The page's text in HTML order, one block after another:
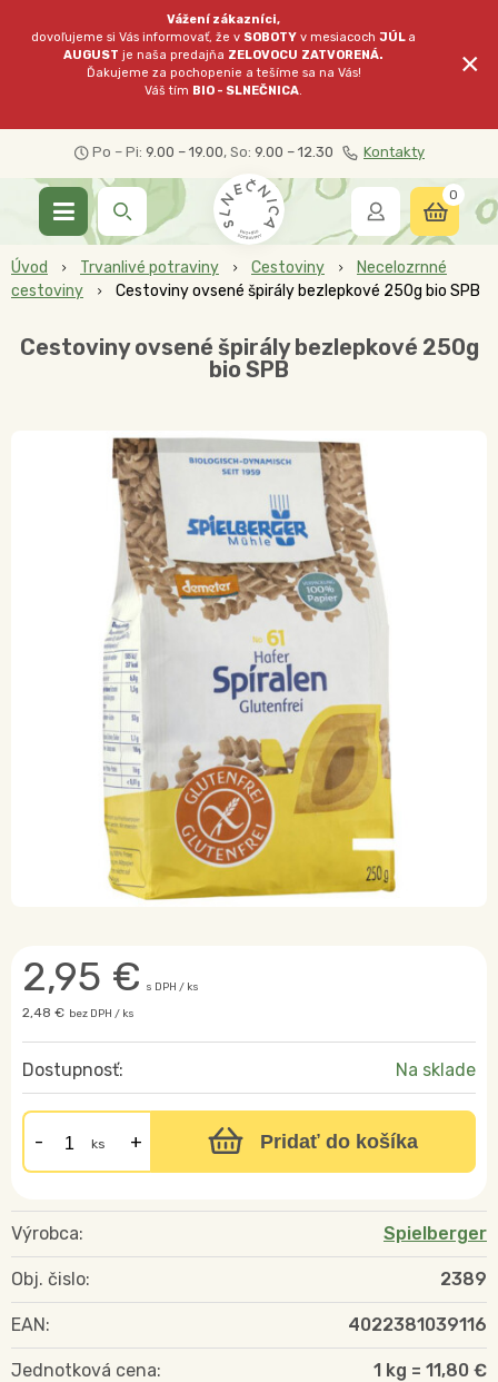
Vážení zákazníci,
dovoľujeme si Vás informovať, že v SOBOTY v mesiacochJÚL a
AUGUST je naša predajňa ZELOVOCU ZATVORENÁ.
Ďakujeme za pochopenie a tešíme sa na Vás!
Váš tím BIO - SLNEČNICA.
×
Po – Pi: 9.00 – 19.00, So: 9.00 – 12.30 Kontakty
0
Úvod Trvanlivé potraviny Cestoviny
Necelozrnné
cestoviny
Cestoviny ovsené špirály bezlepkové 250g bio SPB
Cestoviny ovsené špirály bezlepkové 250g
bio SPB
2,95 € s DPH / ks
2,48 € bez DPH / ks
Dostupnosť: Na sklade
ks Pridať do košíka
Výrobca: Spielberger
Obj. čislo: 2389
EAN: 4022381039116
Jednotková cena: 1 kg = 11,80 €